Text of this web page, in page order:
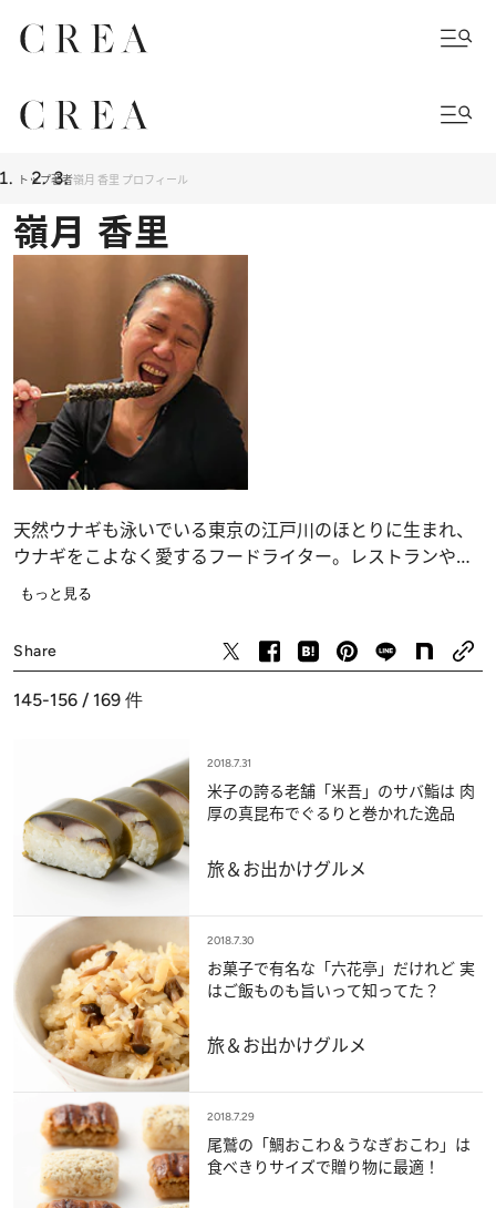
トップ著者嶺月 香里 プロフィール
嶺月 香里
天然ウナギも泳いでいる東京の江戸川のほとりに生まれ、
ウナギをこよなく愛するフードライター。レストランやレ
シピ取材のほか、漁港や食の生まれる工場まで、幅広く取
の時に参加した地元のどじょうつかみ大会で、余興ではな
たれていたウナギを執念で捕まえたことがあるのが静かな
自慢。
もっと見る
Share
145-156 / 169 件
2018.7.31
米子の誇る老舗「米吾」のサバ鮨は 肉
厚の真昆布でぐるりと巻かれた逸品
旅＆お出かけグルメ
2018.7.30
お菓子で有名な「六花亭」だけれど 実
はご飯ものも旨いって知ってた？
旅＆お出かけグルメ
2018.7.29
尾鷲の「鯛おこわ＆うなぎおこわ」は
食べきりサイズで贈り物に最適！